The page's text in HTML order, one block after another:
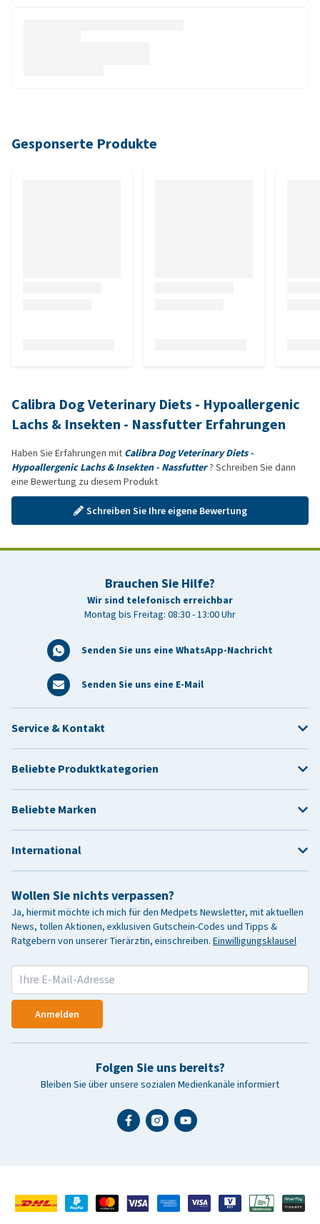
Gesponserte Produkte
Calibra Dog Veterinary Diets - Hypoallergenic
Lachs & Insekten - Nassfutter Erfahrungen
Haben Sie Erfahrungen mit Calibra Dog Veterinary Diets -
Hypoallergenic Lachs & Insekten - Nassfutter? Schreiben Sie dann
eine Bewertung zu diesem Produkt
Schreiben Sie Ihre eigene Bewertung
Brauchen Sie Hilfe?
Wir sind telefonisch erreichbar
Montag bis Freitag: 08:30 - 13:00 Uhr
Senden Sie uns eine WhatsApp-Nachricht
Senden Sie uns eine E-Mail
Wollen Sie nichts verpassen?
Ja, hiermit möchte ich mich für den Medpets Newsletter, mit aktuellen
News, tollen Aktionen, exklusiven Gutschein-Codes und Tipps &
Ratgebern von unserer Tierärztin, einschreiben. Einwilligungsklausel
Anmelden
Folgen Sie uns bereits?
Bleiben Sie über unsere sozialen Medienkanäle informiert
Service & Kontakt
Beliebte Produktkategorien
Beliebte Marken
International